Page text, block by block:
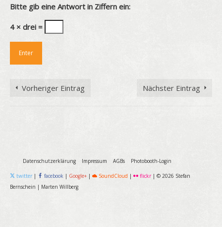
Bitte gib eine Antwort in Ziffern ein:
4 × drei =
Vorheriger Eintrag Nächster Eintrag
Datenschutzerklärung Impressum AGBs Photobooth-Login
twitter | facebook | Google+ | SoundCloud | flickr| © 2026 Stefan
Bernschein | Marten Willberg